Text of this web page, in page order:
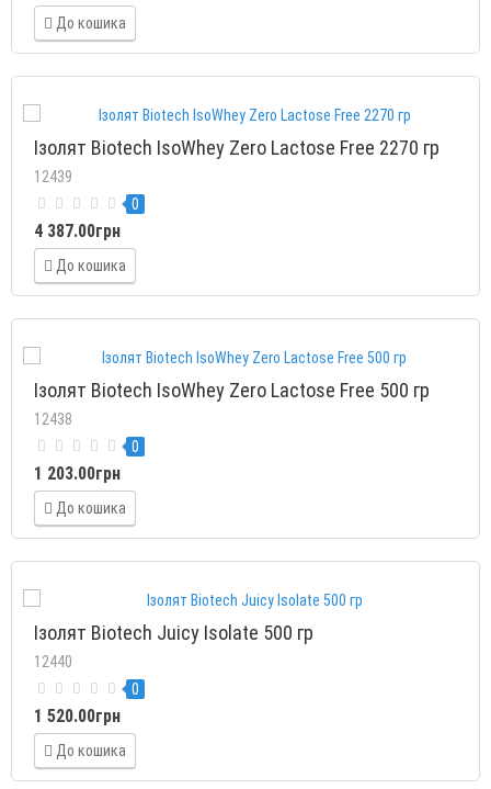
До кошика
Ізолят Biotech IsoWhey Zero Lactose Free 2270 гр
12439
0
4 387.00грн
До кошика
Ізолят Biotech IsoWhey Zero Lactose Free 500 гр
12438
0
1 203.00грн
До кошика
Ізолят Biotech Juicy Isolate 500 гр
12440
0
1 520.00грн
До кошика